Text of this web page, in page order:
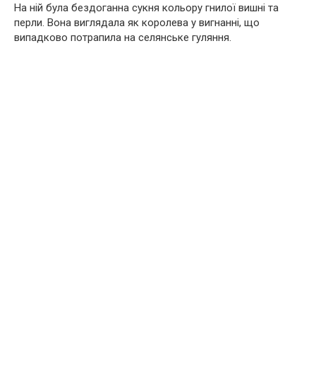
На ній була бездоганна сукня кольору гнилої вишні та
перли. Вона виглядала як королева у вигнанні, що
випадково потрапила на селянське гуляння.